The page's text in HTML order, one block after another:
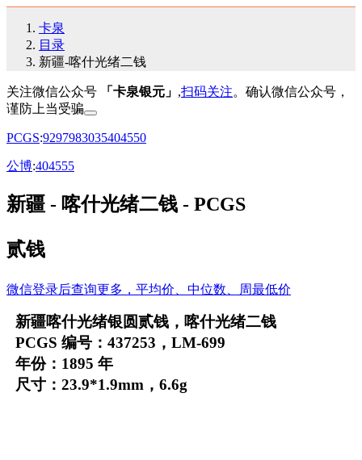
卡泉
目录
新疆-喀什光绪二钱
关注微信公众号 「卡泉银元」 ,扫码关注。确认微信公众号，
谨防上当受骗
PCGS:9297983035404550
公博:404555
新疆 - 喀什光绪二钱 - PCGS
贰钱
微信登录后查询更多，平均价、中位数、周最低价
新疆喀什光绪银圆贰钱，喀什光绪二钱
PCGS 编号：437253，LM-699
年份：1895 年
尺寸：23.9*1.9mm，6.6g